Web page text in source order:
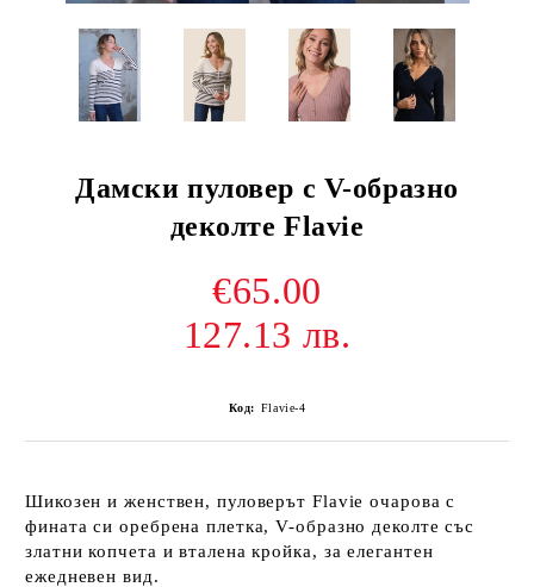
Дамски пуловер с V-образно
деколте Flavie
€65.00
127.13 лв.
Код: Flavie-4
Шикозен и женствен, пуловерът Flavie очарова с
фината си оребрена плетка, V-образно деколте със
златни копчета и вталена кройка, за елегантен
ежедневен вид.